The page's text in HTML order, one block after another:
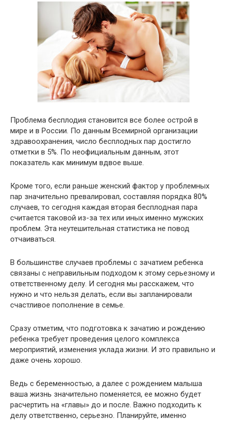
Проблема бесплодия становится все более острой в
мире и в России. По данным Всемирной организации
здравоохранения, число бесплодных пар достигло
отметки в 5%. По неофициальным данным, этот
показатель как минимум вдвое выше.
Кроме того, если раньше женский фактор у проблемных
пар значительно превалировал, составляя порядка 80%
случаев, то сегодня каждая вторая бесплодная пара
считается таковой из-за тех или иных именно мужских
проблем. Эта неутешительная статистика не повод
отчаиваться.
В большинстве случаев проблемы с зачатием ребенка
связаны с неправильным подходом к этому серьезному и
ответственному делу. И сегодня мы расскажем, что
нужно и что нельзя делать, если вы запланировали
счастливое пополнение в семье.
Сразу отметим, что подготовка к зачатию и рождению
ребенка требует проведения целого комплекса
мероприятий, изменения уклада жизни. И это правильно и
даже очень хорошо.
Ведь с беременностью, а далее с рождением малыша
ваша жизнь значительно поменяется, ее можно будет
расчертить на «главы» до и после. Важно подходить к
делу ответственно, серьезно. Планируйте, именно